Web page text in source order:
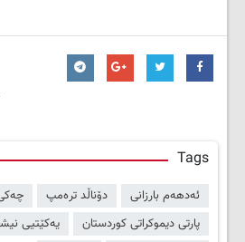
Tags
ئەدهەم بارزانی دۆناڵد ترەمپ
پارتی دیموکراتی کوردستان
یەکێتیی